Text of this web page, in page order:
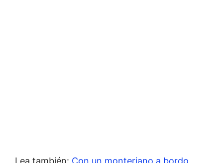
Lea también: Con un monteriano a bordo,